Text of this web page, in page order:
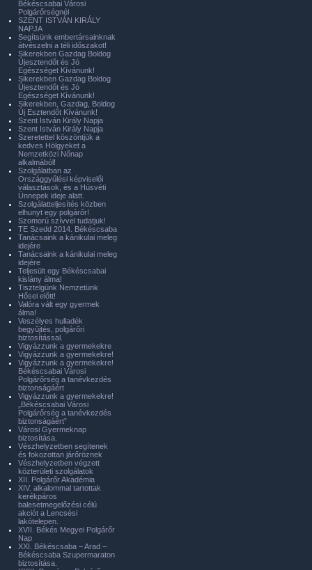
Békéscsabai Városi
Polgárőrségnél
SZENT ISTVÁN KIRÁLY
NAPJA
Segítsünk embertársainknak
átvészelni a téli időszakot!
Sikerekben Gazdag Boldog
Újesztendőt és Jó
Egészséget Kívánunk!
Sikerekben Gazdag Boldog
Újesztendőt és Jó
Egészséget Kívánunk!
Sikerekben, Gazdag, Boldog
Új Esztendőt Kívánunk!
Szent István Király Napja
Szent István Király Napja
Szeretettel köszöntjük a
kedves Hölgyeket a
Nemzetközi Nőnap
alkalmából!
Szolgálatban az
Országgyűlési képviselői
választások, és a Húsvéti
Ünnepek ideje alatt.
Szolgálatteljesítés közben
elhunyt egy polgárőr!
Szomorú szívvel tudatjuk!
TE Szedd 2014. Békéscsaba
Tanácsaink a kánikulai meleg
idejére
Tanácsaink a kánikulai meleg
idejére
Teljesült egy Békéscsabai
kislány álma!
Tisztelgünk Nemzetünk
Hősei előtt!
Valóra vált egy gyermek
álma!
Veszélyes hulladék
begyűjtés, polgárőri
biztosítással.
Vigyázzunk a gyermekekre
Vigyázzunk a gyermekekre!
Vigyázzunk a gyermekekre!
Békéscsabai Városi
Polgárőrség a tanévkezdés
biztonságáért
Vigyázzunk a gyermekekre!
„Békéscsabai Városi
Polgárőrség a tanévkezdés
biztonságáért”
Városi Gyermeknap
biztosítása.
Vészhelyzetben segítenek
és fokozottan járőröznek
Vészhelyzetben végzett
közterületi szolgálatok
XII. Polgárőr Akadémia
XIV. alkalommal tartottak
kerékpáros
balesetmegelőzési célú
akciót a Lencsési
lakótelepen.
XVII. Békés Megyei Polgárőr
Nap
XXI. Békéscsaba – Arad –
Békéscsaba Szupermaraton
biztosítása.